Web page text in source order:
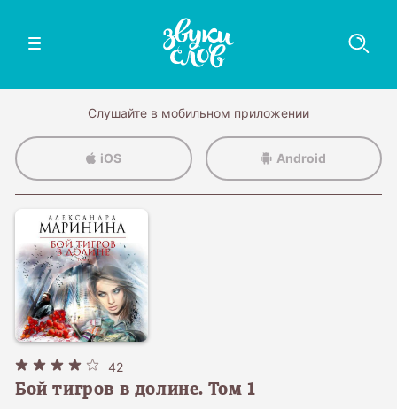
Слушайте в мобильном приложении
iOS Android
42
Бой тигров в долине. Том 1